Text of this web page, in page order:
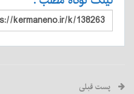
پست قبلی